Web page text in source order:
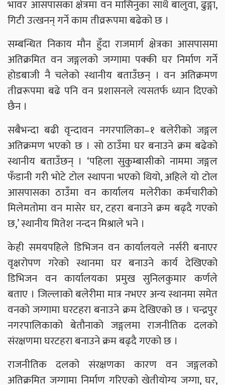
भावर आसपासका क्षेत्रमा वन मासिनुका साथै बालुवा, ढुङ्गा,
गिटी उत्खनन् गर्ने काम तीव्ररूपमा बढेको छ ।
सम्बन्धित निकाय मौन हुँदा राजमार्ग क्षेत्रका आसपासमा
अतिक्रमित वन जङ्गलको जग्गामा पक्की घर निर्माण गर्ने
होडबाजी नै चलेको स्थानीय बताउँछन् । वन अतिक्रमण
तीव्ररूपमा बढे पनि वन प्रशासनले त्यसतर्फ ध्यान दिएको
छैन ।
सबैभन्दा बढी वृन्दावन नगरपालिका–१ बलेरीको जङ्गल
अतिक्रमण भएको छ । सो ठाउँमा घर बनाउने क्रम बढेको
स्थानीय बताउँछन् । ‘पहिला सुकुम्बासीको नाममा जङ्गल
फँडानी गरी भोटे टोल स्थापना भएको थियो, अहिले यो टोल
आसपासका ठाउँमा वन कार्यालय मलेरीका कर्मचारीको
मिलेमतोमा वन मासेर घर, टहरा बनाउने क्रम बढ्दै गएको
छ,’ स्थानीय मितेश नन्दन मिश्राले भने ।
केही समयपहिले डिभिजन वन कार्यालयले नर्सरी बनाएर
वृक्षरोपण गरेको स्थानमा घर बनाउने कार्य देखिएको
डिभिजन वन कार्यालयका प्रमुख सुनिलकुमार कर्णले
बताए । जिल्लाको बलेरीमा मात्र नभएर अन्य स्थानमा समेत
वनको जग्गामा घरटहरा बनाउने क्रम देखिएको छ । चन्द्रपुर
नगरपालिकाको बेतौनाको जङ्गलमा राजनीतिक दलको
संरक्षणमा घरटहरा बनाउने क्रम बढ्दै गएको छ ।
राजनीतिक दलको संरक्षणका कारण वन जङ्गलको
अतिक्रमित जग्गामा निर्माण गरिएको खेतीयोग्य जग्गा, घर,